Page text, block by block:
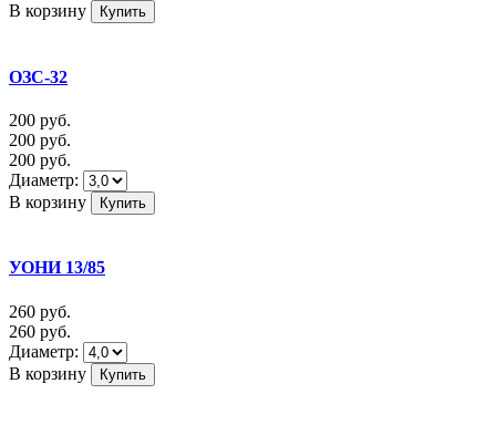
В корзину
ОЗС-32
200 руб.
200 руб.
200 руб.
Диаметр:
В корзину
УОНИ 13/85
260 руб.
260 руб.
Диаметр:
В корзину